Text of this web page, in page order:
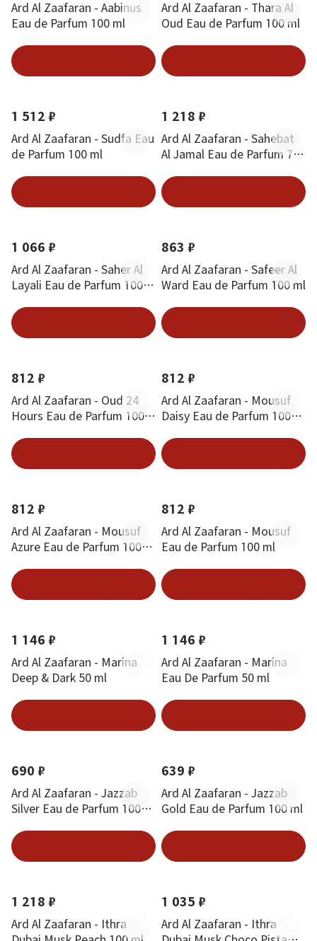
Ard Al Zaafaran - Aabinus
Eau de Parfum 100 ml
Ard Al Zaafaran - Thara Al
Oud Eau de Parfum 100 ml
1 512 ₽
Ard Al Zaafaran - Sudfa Eau
de Parfum 100 ml
1 218 ₽
Ard Al Zaafaran - Sahebat
Al Jamal Eau de Parfum 70
1 066 ₽
Ard Al Zaafaran - Saher Al
Layali Eau de Parfum 100
863 ₽
Ard Al Zaafaran - Safeer Al
Ward Eau de Parfum 100 ml
812 ₽
Ard Al Zaafaran - Oud 24
Hours Eau de Parfum 100
812 ₽
Ard Al Zaafaran - Mousuf
Daisy Eau de Parfum 100
812 ₽
Ard Al Zaafaran - Mousuf
Azure Eau de Parfum 100
812 ₽
Ard Al Zaafaran - Mousuf
Eau de Parfum 100 ml
1 146 ₽
Ard Al Zaafaran - Marina
Deep & Dark 50 ml
1 146 ₽
Ard Al Zaafaran - Marina
Eau De Parfum 50 ml
690 ₽
Ard Al Zaafaran - Jazzab
Silver Eau de Parfum 100
639 ₽
Ard Al Zaafaran - Jazzab
Gold Eau de Parfum 100 ml
1 218 ₽
Ard Al Zaafaran - Ithra
1 035 ₽
Ard Al Zaafaran - Ithra